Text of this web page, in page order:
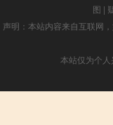
图 |
声明：本站内容来自互联网
本站仅为个